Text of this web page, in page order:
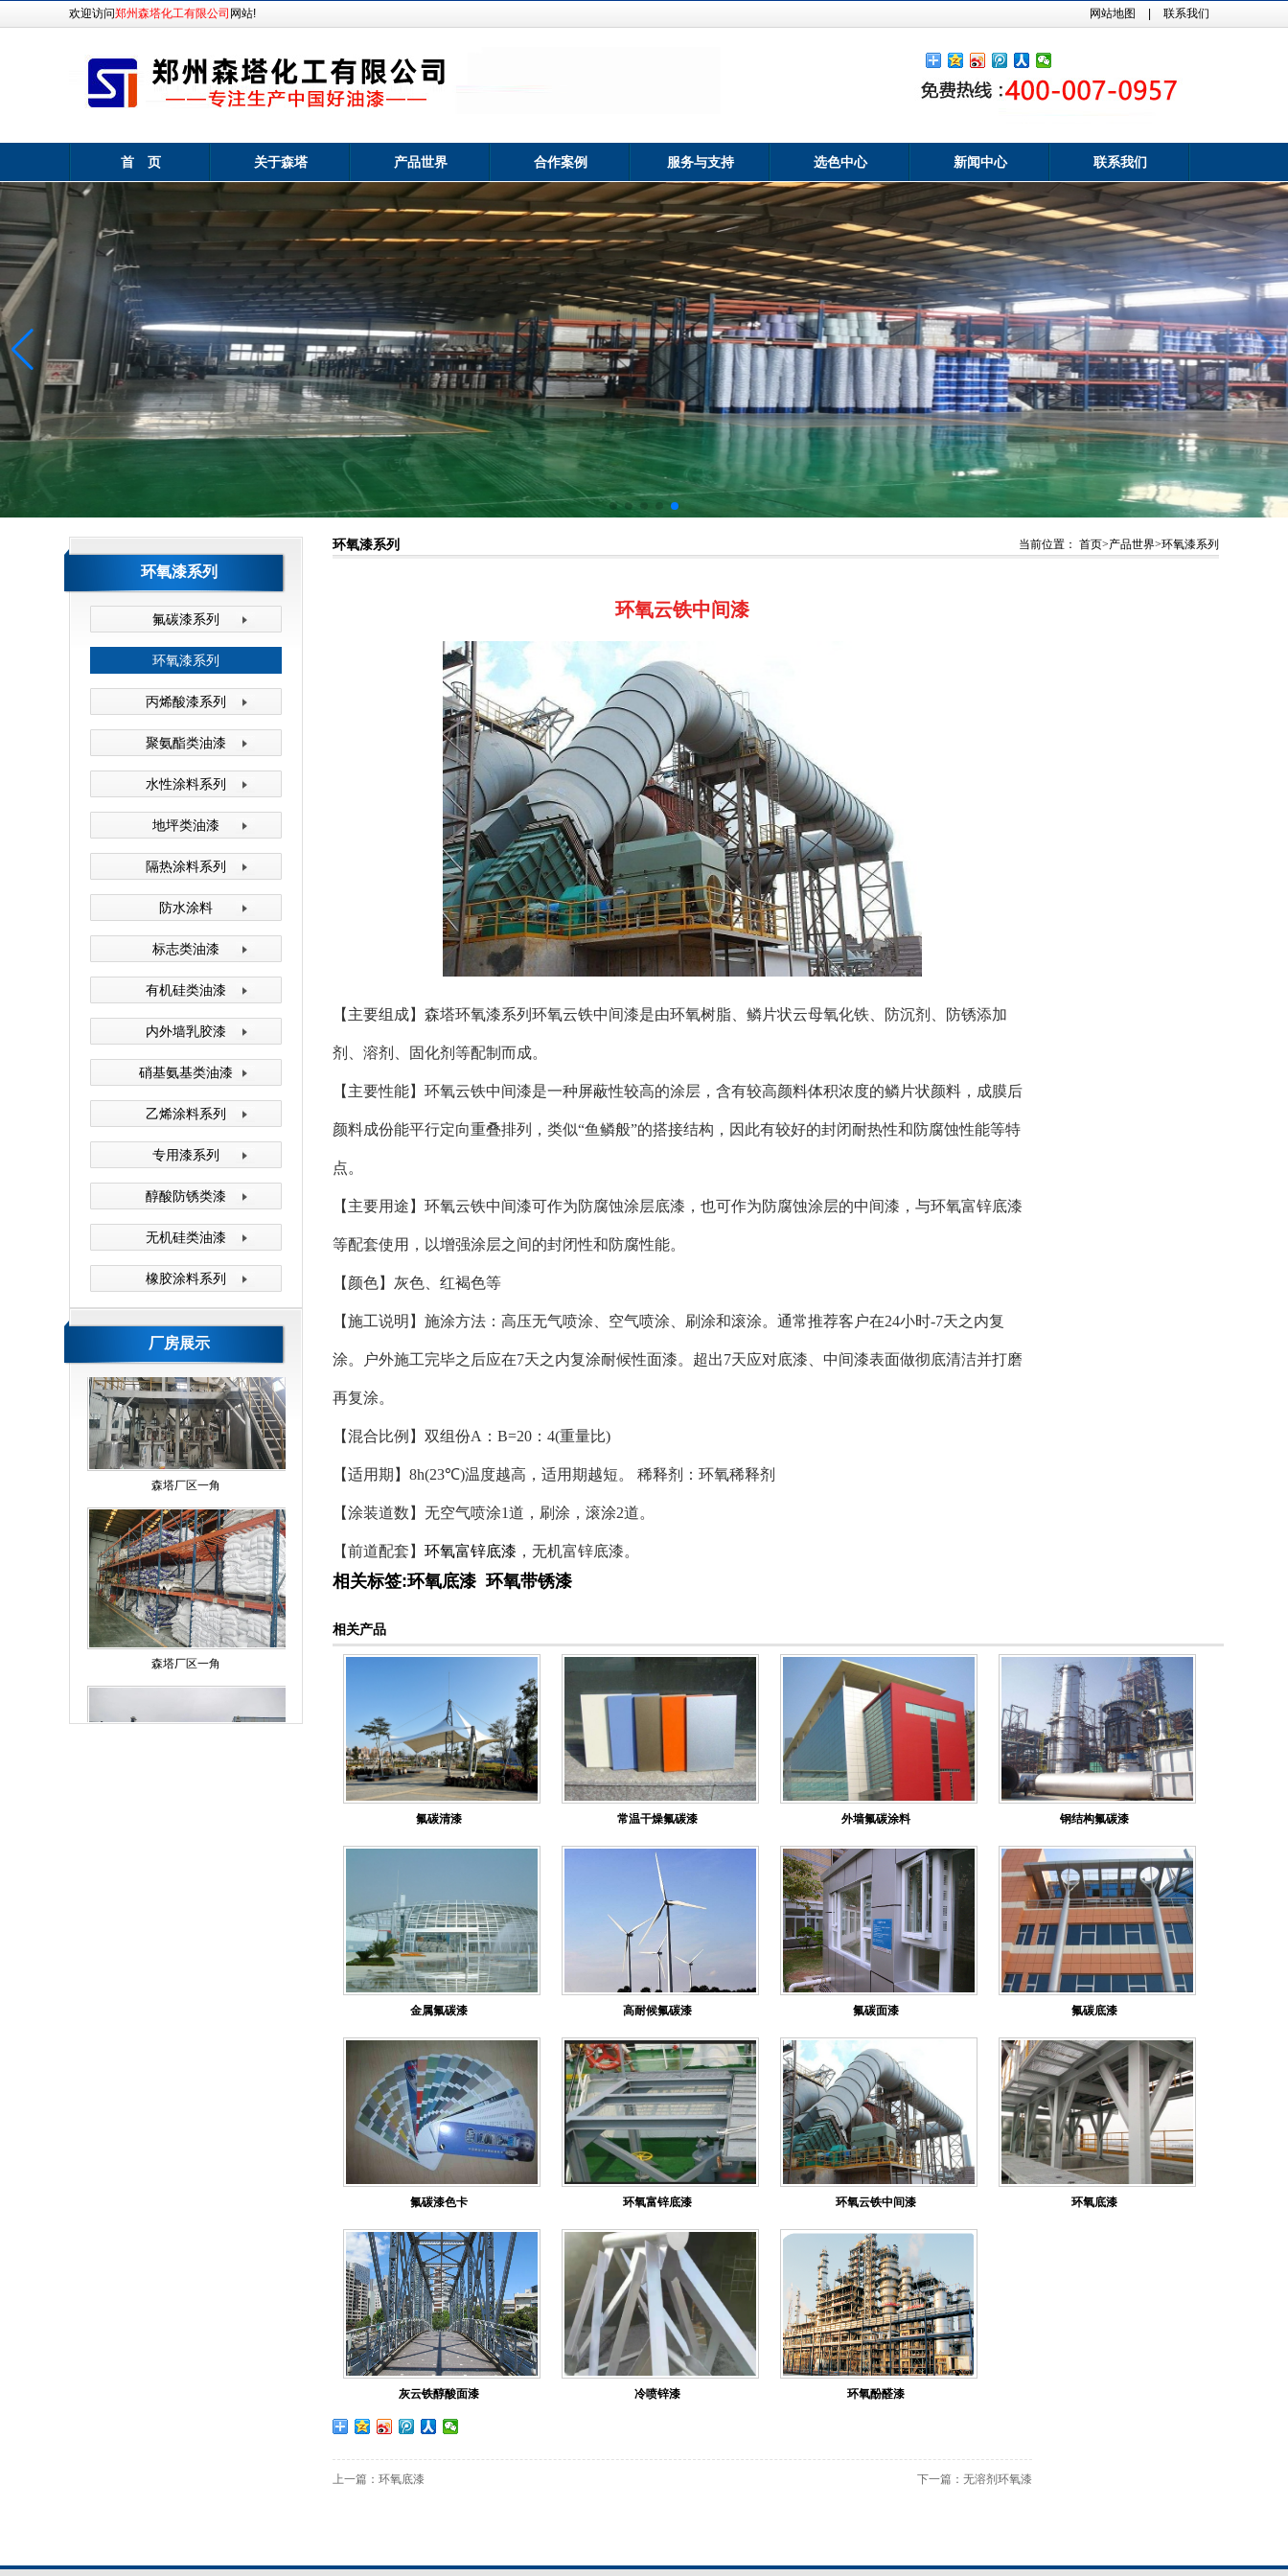
欢迎访问郑州森塔化工有限公司 网站! 网站地图 联系我们
首 页 关于森塔 产品世界 合作案例 服务与支持 选色中心 新闻中心 联系我们
环氧漆系列
氟碳漆系列
环氧漆系列
丙烯酸漆系列
聚氨酯类油漆
水性涂料系列
地坪类油漆
隔热涂料系列
防水涂料
标志类油漆
有机硅类油漆
内外墙乳胶漆
硝基氨基类油漆
乙烯涂料系列
专用漆系列
醇酸防锈类漆
无机硅类油漆
橡胶涂料系列
厂房展示
厂区一角
森塔厂区一角
森塔厂区一角
森塔原料仓库
森塔原料仓库
森塔生产设备
森塔生产设备
森塔厂区一角
森塔厂区一角
环氧漆系列 当前位置： 首页>产品世界>环氧漆系列
环氧云铁中间漆
【主要组成】森塔环氧漆系列环氧云铁中间漆是由环氧树脂、鳞片状云母氧化铁、防沉剂、防锈添加
剂、溶剂、固化剂等配制而成。
【主要性能】环氧云铁中间漆是一种屏蔽性较高的涂层，含有较高颜料体积浓度的鳞片状颜料，成膜后
颜料成份能平行定向重叠排列，类似“鱼鳞般”的搭接结构，因此有较好的封闭耐热性和防腐蚀性能等特
点。
【主要用途】环氧云铁中间漆可作为防腐蚀涂层底漆，也可作为防腐蚀涂层的中间漆，与环氧富锌底漆
等配套使用，以增强涂层之间的封闭性和防腐性能。
【颜色】灰色、红褐色等
【施工说明】施涂方法：高压无气喷涂、空气喷涂、刷涂和滚涂。通常推荐客户在24小时-7天之内复
涂。户外施工完毕之后应在7天之内复涂耐候性面漆。超出7天应对底漆、中间漆表面做彻底清洁并打磨
再复涂。
【混合比例】双组份A：B=20：4(重量比)
【适用期】8h(23℃)温度越高，适用期越短。 稀释剂：环氧稀释剂
【涂装道数】无空气喷涂1道，刷涂，滚涂2道。
【前道配套】 环氧富锌底漆 ，无机富锌底漆。
相关标签:环氧底漆 环氧带锈漆
相关产品
氟碳清漆 常温干燥氟碳漆 外墙氟碳涂料 钢结构氟碳漆
金属氟碳漆 高耐候氟碳漆 氟碳面漆 氟碳底漆
氟碳漆色卡 环氧富锌底漆 环氧云铁中间漆 环氧底漆
灰云铁醇酸面漆 冷喷锌漆 环氧酚醛漆
上一篇： 环氧底漆 下一篇： 无溶剂环氧漆